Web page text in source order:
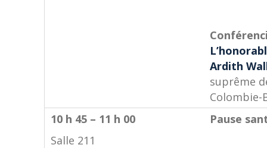
Ardith
suprême
10 h 45 – 11 h 00
Salle 211
Pause